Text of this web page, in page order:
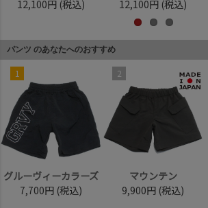
12,100円 (税込)
12,100円 (税込)
パンツ のあなたへのおすすめ
1
グルーヴィーカラーズ
7,700円 (税込)
2
マウンテン
9,900円 (税込)